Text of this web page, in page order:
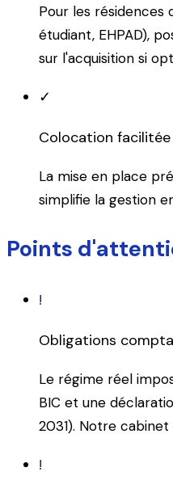
Pour les résidences
étudiant, EHPAD),
sur l'acquisition si
✓
Colocation facilitée
La mise en place
simplifie la gestion
Points
!
Obligations
Le régime réel
BIC et une
2031). Notre
!